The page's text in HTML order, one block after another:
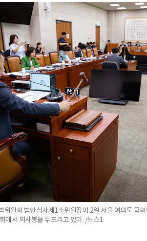
위원회 법안심사제1소위원장이 2일 서울 여의도 국
에서 의사봉을 두드리고 있다. /뉴스1